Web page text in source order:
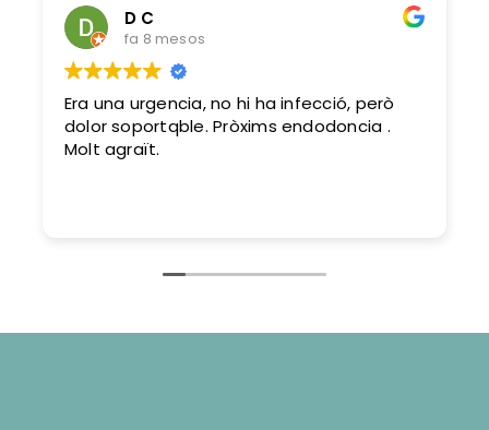
D C
fa 8 mesos
Era una urgencia, no hi ha infecció, però
dolor soportqble. Pròxims endodoncia .
Molt agraït.